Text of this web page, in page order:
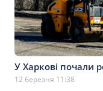
У Харкові почали
12 березня 11:38